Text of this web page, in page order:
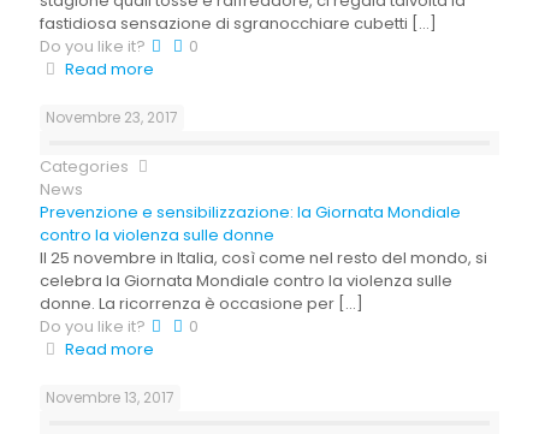
fastidiosa sensazione di sgranocchiare cubetti […]
Do you like it?
0
Read more
Novembre 23, 2017
Categories
News
Prevenzione e sensibilizzazione: la Giornata Mondiale
contro la violenza sulle donne
Il 25 novembre in Italia, così come nel resto del mondo, si
celebra la Giornata Mondiale contro la violenza sulle
donne. La ricorrenza è occasione per […]
Do you like it?
0
Read more
Novembre 13, 2017